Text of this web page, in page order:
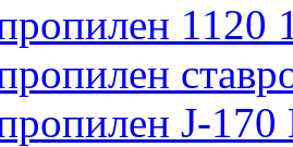
1120
J-170